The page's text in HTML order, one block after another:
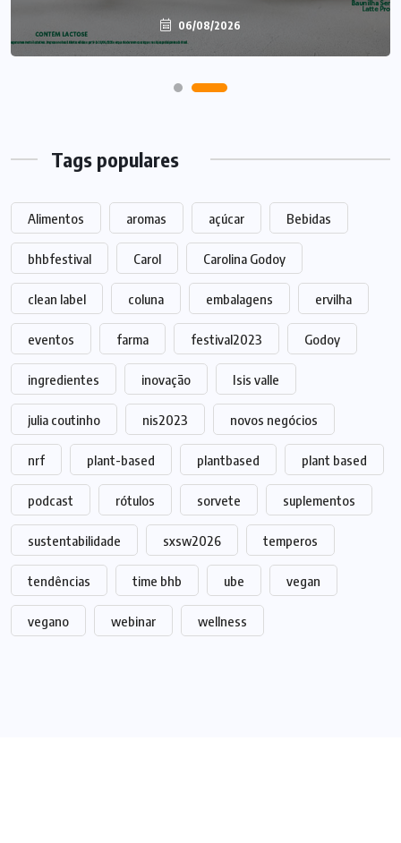
06/08/2026
07/08/2026
Tags populares
Alimentos aromas açúcar Bebidas
bhbfestival Carol Carolina Godoy
clean label coluna embalagens ervilha
eventos farma festival2023 Godoy
ingredientes inovação Isis valle
julia coutinho nis2023 novos negócios
nrf plant-based plantbased plant based
podcast rótulos sorvete suplementos
sustentabilidade sxsw2026 temperos
tendências time bhb ube vegan
vegano webinar wellness